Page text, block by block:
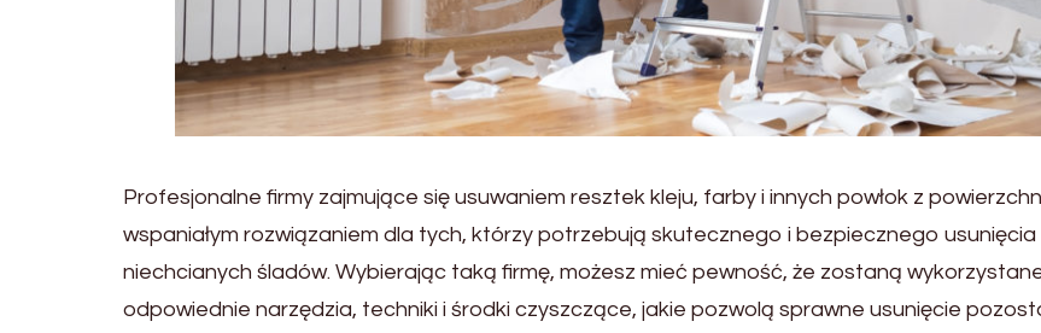
Profesjonalne firmy zajmujące się usuwaniem resztek kleju, farby i innych powłok z
wspaniałym rozwiązaniem dla tych, którzy potrzebują skutecznego i bezpiecznego usunięcia
niechcianych śladów. Wybierając taką firmę, możesz mieć pewność, że zostaną
odpowiednie narzędzia, techniki i środki czyszczące, jakie pozwolą sprawne usunięcie